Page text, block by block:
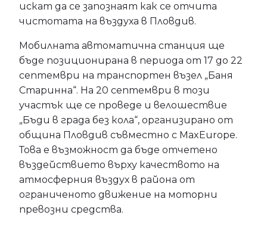
искат да се запознаят как се отчита
чистотата на въздуха в Пловдив.
Мобилната автоматична станция ще
бъде позиционирана в периода от 17 до 22
септември на транспортен възел „Баня
Старинна“. На 20 септември в този
участък ще се проведе и велошествие
„Бъди в града без кола“, организирано от
община Пловдив съвместно с MaxEurope.
Това е възможност да бъде отчетено
въздействието върху качеството на
атмосферния въздух в района от
ограниченото движение на моторни
превозни средства.